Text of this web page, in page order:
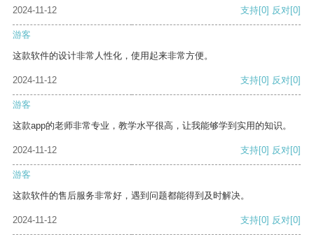
2024-11-12
支持[0] 反对[0]
游客
这款软件的设计非常人性化，使用起来非常方便。
2024-11-12 支持[0] 反对[0]
游客
这款app的老师非常专业，教学水平很高，让我能够学到实用的知识。
2024-11-12 支持[0] 反对[0]
游客
这款软件的售后服务非常好，遇到问题都能得到及时解决。
2024-11-12 支持[0] 反对[0]